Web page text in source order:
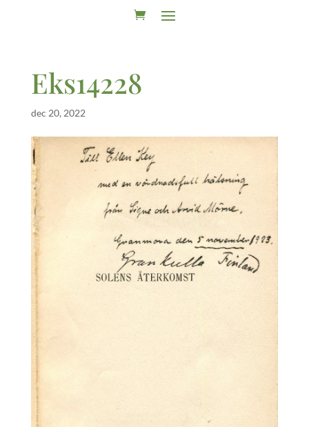
Eks14228
dec 20, 2022